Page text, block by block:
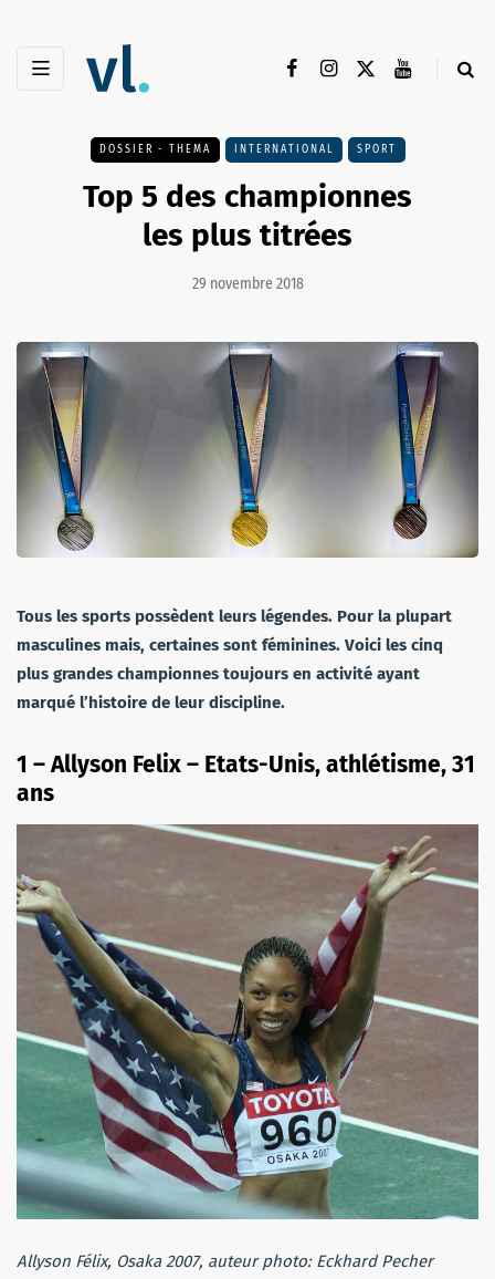
DOSSIER - THEMA INTERNATIONAL SPORT
Top 5 des championnes
les plus titrées
29 novembre 2018
Tous les sports possèdent leurs légendes. Pour la plupart
masculines mais, certaines sont féminines. Voici les cinq
plus grandes championnes toujours en activité ayant
marqué l’histoire de leur discipline.
1 – Allyson Felix – Etats-Unis, athlétisme, 31
ans
Allyson Félix, Osaka 2007, auteur photo: Eckhard Pecher